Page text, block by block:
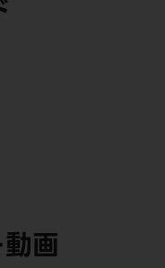
画